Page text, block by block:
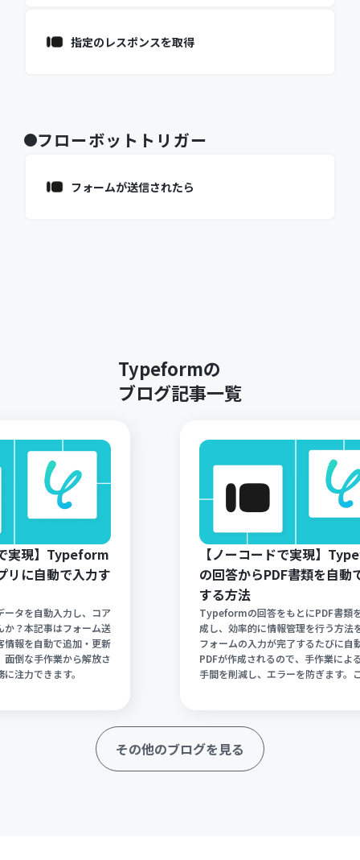
指定のレスポンスを取得
フローボットトリガー
フォームが送信されたら
Typeformの
ブログ記事一覧
実現】Typeform
リに自動で入力す
タを自動入力し、コア
か？本記事はフォーム送
情報を自動で追加・更新
面倒な手作業から解放さ
注力できます。
【ノーコードで実現】
の回答からPDF書類を自動
する方法
Typeformの回答をもとにPDF書類
成し、効率的に情報管理を行う方法
フォームの入力が完了するたびに自
PDFが作成されるので、手作業によ
手間を削減し、エラーを防ぎます。
ントの連携で、スムーズな業務フロ
できます。
その他のブログを見る